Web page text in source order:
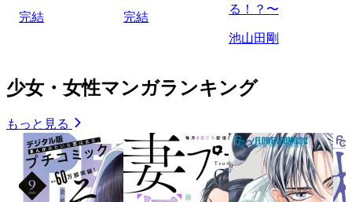
完結 完結
る！？〜
池山田剛
少女・女性マンガランキング
もっと見る